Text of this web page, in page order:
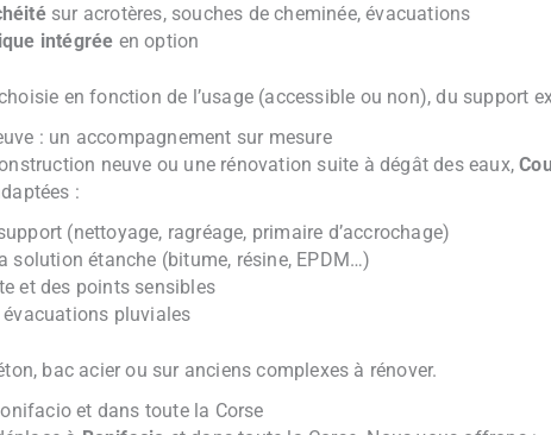
sur acrotères, souches de cheminée, évacuations
intégrée en option
en fonction de l’usage (accessible ou non), du support
: un accompagnement sur mesure
neuve ou une rénovation suite à dégât des eaux,
:
(nettoyage, ragréage, primaire d’accrochage)
solution étanche (bitume, résine, EPDM…)
et des points sensibles
pluviales
bac acier ou sur anciens complexes à rénover.
et dans toute la Corse